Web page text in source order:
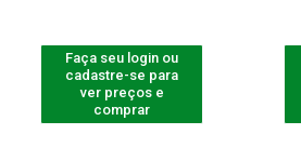
Faça seu login ou
cadastre-se para
ver preços e
comprar